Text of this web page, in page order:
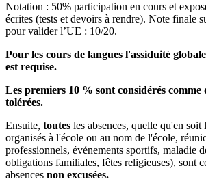
Notation : 50% participation en cours et
écrites (tests et devoirs à rendre). Note finale
pour valider l’UE : 10/20.
Pour les cours de langues l'assiduité
est requise.
Les premiers 10 % sont considérés comme
tolérées.
Ensuite, toutes les absences, quelle qu'en soit
organisés à l'école ou au nom de l'école,
professionnels, événements sportifs, maladie
obligations familiales, fêtes religieuses), sont
absences non excusées.